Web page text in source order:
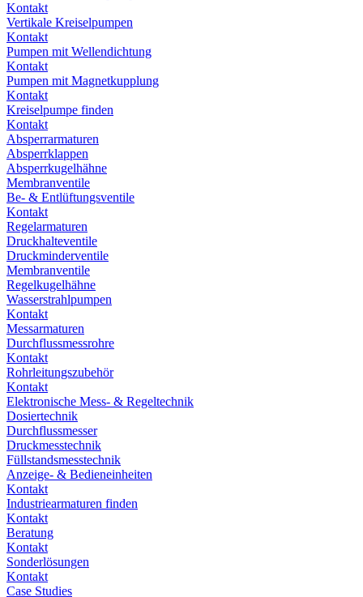
Kontakt
Vertikale Kreiselpumpen
Kontakt
Pumpen mit Wellendichtung
Kontakt
Pumpen mit Magnetkupplung
Kontakt
Kreiselpumpe finden
Kontakt
Absperrarmaturen
Absperrklappen
Absperrkugelhähne
Membranventile
Be- & Entlüftungsventile
Kontakt
Regelarmaturen
Druckhalteventile
Druckminderventile
Membranventile
Regelkugelhähne
Wasserstrahlpumpen
Kontakt
Messarmaturen
Durchflussmessrohre
Kontakt
Rohrleitungszubehör
Kontakt
Elektronische Mess- & Regeltechnik
Dosiertechnik
Durchflussmesser
Druckmesstechnik
Füllstandsmesstechnik
Anzeige- & Bedieneinheiten
Kontakt
Industriearmaturen finden
Kontakt
Beratung
Kontakt
Sonderlösungen
Kontakt
Case Studies